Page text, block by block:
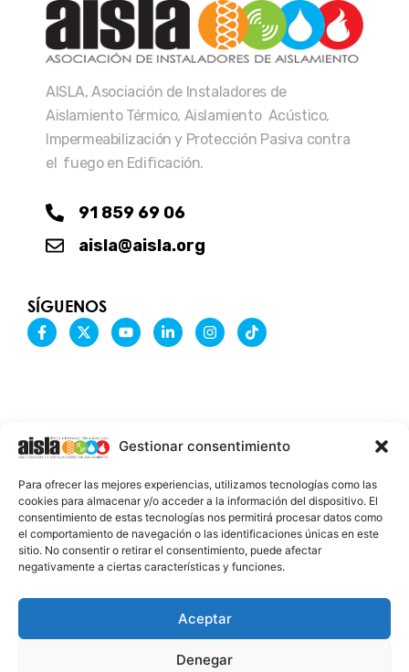
Gestionar consentimiento
Para ofrecer las mejores experiencias, utilizamos tecnologías como las
cookies para almacenar y/o acceder a la información del dispositivo. El
consentimiento de estas tecnologías nos permitirá procesar datos como
el comportamiento de navegación o las identificaciones únicas en este
sitio. No consentir o retirar el consentimiento, puede afectar
negativamente a ciertas características y funciones.
Aceptar
Denegar
AISLA, Asociación de Instaladores de
Aislamiento Térmico, Aislamiento Acústico,
Impermeabilización y Protección Pasiva contra
el fuego en Edificación.
91 859 69 06
aisla@aisla.org
SÍGUENOS
F
a
-
f
X
-
r
Y
o
L
i
-
i
I
n
m
T
i
AVISO LEGAL
PROTECCIÓN DE DATOS
POLÍTICA DE COOKIES